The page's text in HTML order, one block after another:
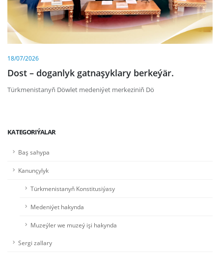
18/07/2026
Dost – doganlyk gatnaşyklary berkeýär.
Türkmenistanyň Döwlet medeniýet merkeziniň Dö
KATEGORIÝALAR
Baş sahypa
Kanunçylyk
Türkmenistanyň Konstitusiýasy
Medeniýet hakynda
Muzeýler we muzeý işi hakynda
Sergi zallary